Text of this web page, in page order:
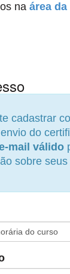
na área
cadastrar
do
mail válido
sobre